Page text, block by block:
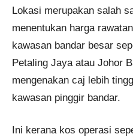
Lokasi merupakan salah
menentukan harga
kawasan bandar besar
Petaling Jaya atau Johor
mengenakan caj lebih
kawasan pinggir bandar.
Ini kerana kos operasi